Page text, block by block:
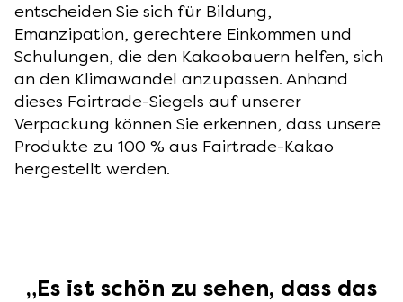
entscheiden Sie sich für Bildung,
Emanzipation, gerechtere Einkommen und
Schulungen, die den Kakaobauern helfen, sich
an den Klimawandel anzupassen. Anhand
dieses Fairtrade-Siegels auf unserer
Verpackung können Sie erkennen, dass unsere
Produkte zu 100 % aus Fairtrade-Kakao
hergestellt werden.
„Es ist schön zu sehen, dass das